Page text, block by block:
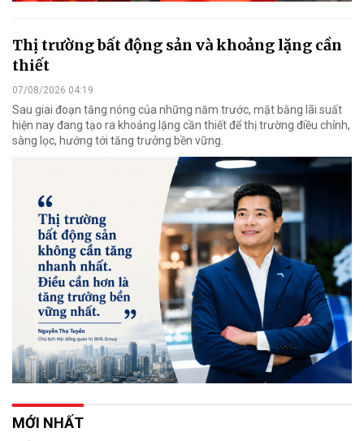
Thị trường bất động sản và khoảng lặng cần
thiết
07/08/2026 04:19
Sau giai đoạn tăng nóng của những năm trước, mặt bằng lãi suất
hiện nay đang tạo ra khoảng lặng cần thiết để thị trường điều chỉnh,
sàng lọc, hướng tới tăng trưởng bền vững.
MỚI NHẤT